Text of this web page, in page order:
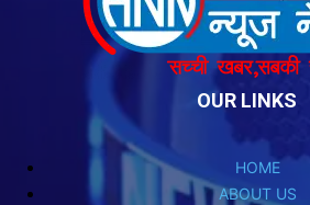
OUR LINKS
HOME
ABOUT US